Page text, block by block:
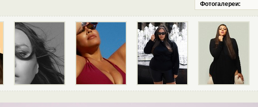
Фотогалереи: